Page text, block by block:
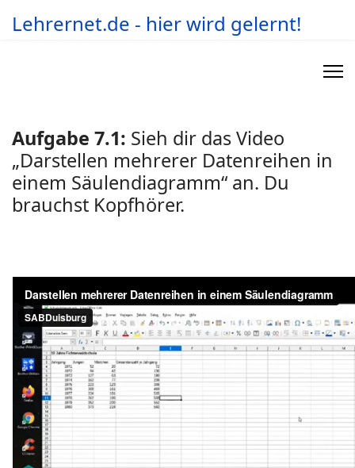
Lehrernet.de - hier wird gelernt!
Aufgabe 7.1: Sieh dir das Video
„Darstellen mehrerer Datenreihen in
einem Säulendiagramm“ an. Du
brauchst Kopfhörer.